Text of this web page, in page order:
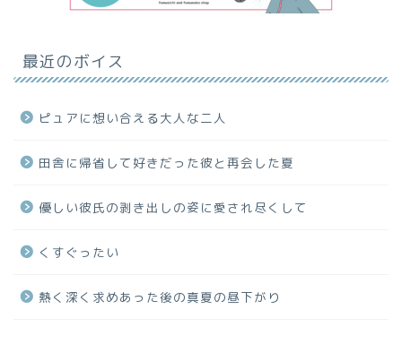
最近のボイス
ピュアに想い合える大人な二人
田舎に帰省して好きだった彼と再会した夏
優しい彼氏の剥き出しの姿に愛され尽くして
くすぐったい
熱く深く求めあった後の真夏の昼下がり